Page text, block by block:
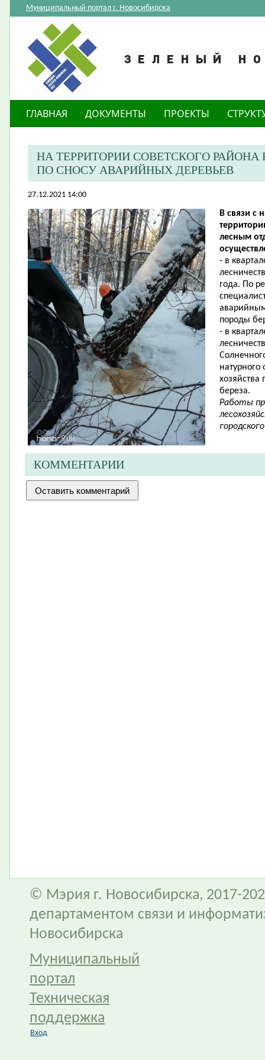
Муниципальный портал г. Новосибирска
ГЛАВНАЯ ДОКУМЕНТЫ ПРОЕКТЫ
НА ТЕРРИТОРИИ СОВЕТСКОГО
ПО СНОСУ АВАРИЙНЫХ ДЕРЕВЬЕВ
27.12.2021 14:00
В связи с
лесным
- в
года. По
породы
- в
натурного
береза.
Работы
КОММЕНТАРИИ
© Мэрия г. Новосибирска, 2017-
департаментом связи и
Новосибирска
Муниципальный
портал
Техническая
поддержка
Вход